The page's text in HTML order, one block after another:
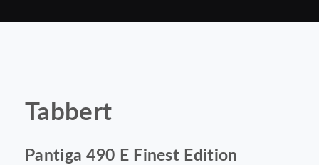
Tabbert
Pantiga 490 E Finest Edition